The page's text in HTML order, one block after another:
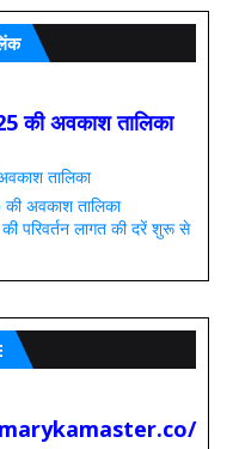
की अवकाश तालिका
तालिका
की अवकाश तालिका
परिवर्तन लागत की दरें शुरू से